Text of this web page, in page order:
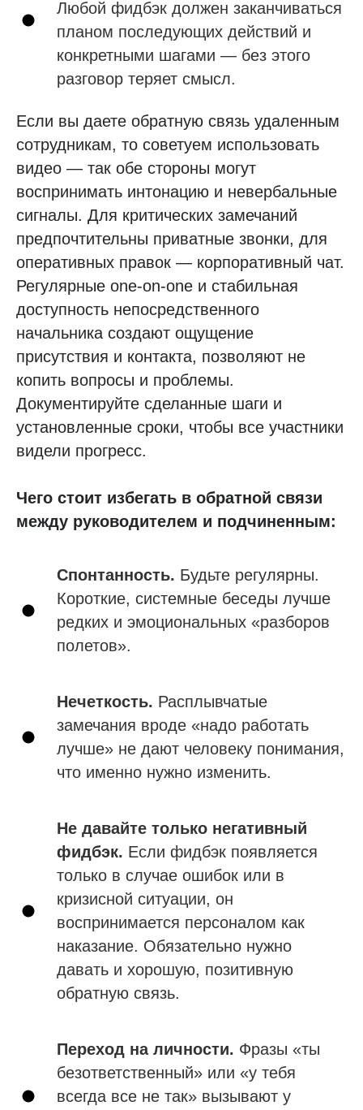
Любой фидбэк должен заканчиваться
планом последующих действий и
конкретными шагами — без этого
разговор теряет смысл.
Если вы даете обратную связь удаленным
сотрудникам, то советуем использовать
видео — так обе стороны могут
воспринимать интонацию и невербальные
сигналы. Для критических замечаний
предпочтительны приватные звонки, для
оперативных правок — корпоративный чат.
Регулярные one-on-one и стабильная
доступность непосредственного
начальника создают ощущение
присутствия и контакта, позволяют не
копить вопросы и проблемы.
Документируйте сделанные шаги и
установленные сроки, чтобы все участники
видели прогресс.
Чего стоит избегать в обратной связи
между руководителем и подчиненным:
Спонтанность. Будьте регулярны.
Короткие, системные беседы лучше
редких и эмоциональных «разборов
полетов».
Нечеткость. Расплывчатые
замечания вроде «надо работать
лучше» не дают человеку понимания,
что именно нужно изменить.
Не давайте только негативный
фидбэк. Если фидбэк появляется
только в случае ошибок или в
кризисной ситуации, он
воспринимается персоналом как
наказание. Обязательно нужно
давать и хорошую, позитивную
обратную связь.
Переход на личности. Фразы «ты
безответственный» или «у тебя
всегда все не так» вызывают у